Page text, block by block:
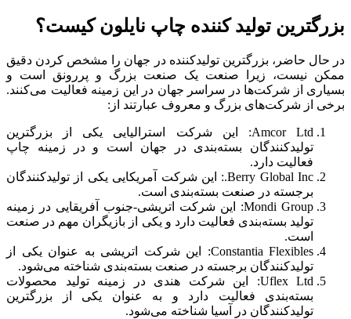
بزرگترین تولید کننده چاپ نایلون کیست؟
در حال حاضر، بزرگترین تولیدکننده در جهان را مشخص کردن دقیق
ممکن نیست، زیرا صنعت یک صنعت بزرگ و پررونق است و
بسیاری از شرکت‌ها در سراسر جهان در این زمینه فعالیت می‌کنند.
برخی از شرکت‌های بزرگ و معروف عبارتند از:
Amcor Ltd: این شرکت استرالیایی یکی از بزرگترین
تولیدکنندگان بسته‌بندی در جهان است و در زمینه چاپ
فعالیت دارد.
Berry Global Inc.: این شرکت آمریکایی یکی از تولیدکنندگان
برجسته در صنعت بسته‌بندی است.
Mondi Group: این شرکت اتریشی-جنوب آفریقایی در زمینه
تولید بسته‌بندی فعالیت دارد و یکی از بازیگران مهم در صنعت
است.
Constantia Flexibles: این شرکت اتریشی به عنوان یکی از
تولیدکنندگان برجسته در صنعت بسته‌بندی شناخته می‌شود.
Uflex Ltd: این شرکت هندی در زمینه تولید محصولات
بسته‌بندی فعالیت دارد و به عنوان یکی از بزرگترین
تولیدکنندگان در آسیا شناخته می‌شود.